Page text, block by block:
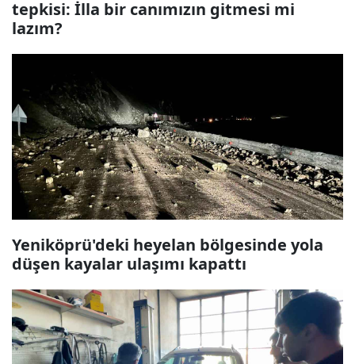
tepkisi: İlla bir canımızın gitmesi mi
lazım?
Yeniköprü'deki heyelan bölgesinde yola
düşen kayalar ulaşımı kapattı